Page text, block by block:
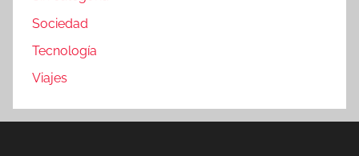
Sociedad
Tecnología
Viajes